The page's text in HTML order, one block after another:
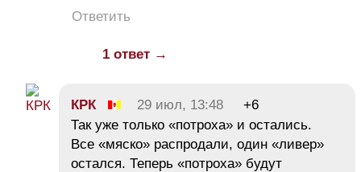
Ответить
1 ответ →
КРК 29 июл, 13:48
+6
Так уже только «потроха» и остались.
Все «мяско» распродали, один «ливер»
остался. Теперь «потроха» будут